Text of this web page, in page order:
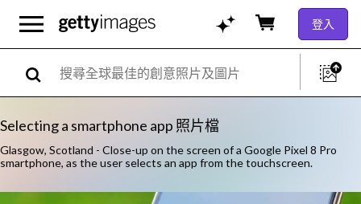
登入
Selecting a smartphone app 照片檔
Glasgow, Scotland - Close-up on the screen of a Google Pixel 8 Pro
smartphone, as the user selects an app from the touchscreen.